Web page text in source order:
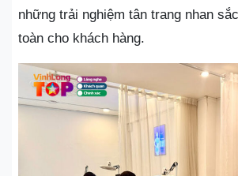
những trải nghiệm tân trang nhan
toàn cho khách hàng.